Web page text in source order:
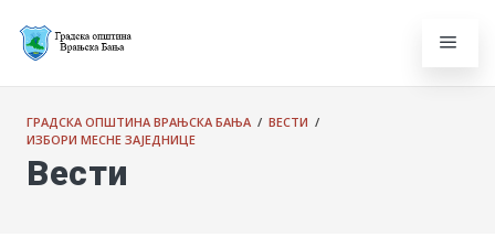
ГРАДСКА ОПШТИНА ВРАЊСКА БАЊА / ВЕСТИ /
ИЗБОРИ МЕСНЕ ЗАЈЕДНИЦЕ
Вести